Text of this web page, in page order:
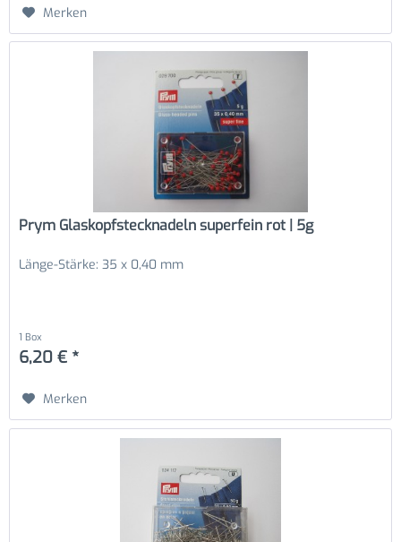
Merken
Prym Glaskopfstecknadeln superfein rot | 5g
Länge-Stärke: 35 x 0,40 mm
1 Box
6,20 € *
Merken